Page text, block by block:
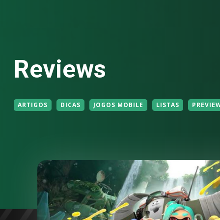
Reviews
ARTIGOS DICAS JOGOS MOBILE LISTAS